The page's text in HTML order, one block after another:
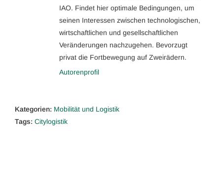
IAO. Findet hier optimale Bedingungen, um
seinen Interessen zwischen technologischen,
wirtschaftlichen und gesellschaftlichen
Veränderungen nachzugehen. Bevorzugt
privat die Fortbewegung auf Zweirädern.
Autorenprofil
Kategorien: Mobilität und Logistik
Tags: Citylogistik